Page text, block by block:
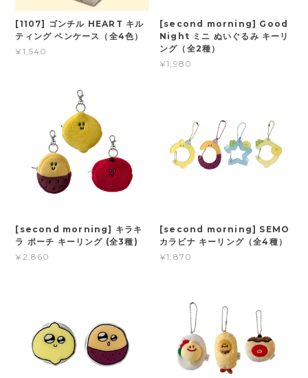
[1107] ゴンチル HEART キル
ティング ペンケース（全4色）
¥1,540
[second morning] Good
Night ミニ ぬいぐるみ キーリ
ング（全2種）
¥1,980
[second morning] キラキ
ラ ポーチ キーリング (全3種)
¥2,860
[second morning] SEMO
カラビナ キーリング（全4種）
¥1,870